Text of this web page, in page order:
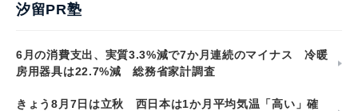
汐留PR塾
6月の消費支出、実質3.3%減で7か月連続のマイナス 冷暖
房用器具は22.7%減 総務省家計調査
きょう8月7日は立秋 西日本は1か月平均気温「高い」確